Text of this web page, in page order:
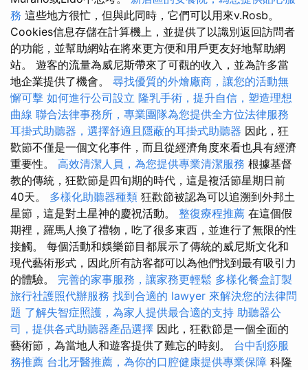
務 這些地方很忙，但與此同時，它們可以用來v.Rosb。
Cookies信息存儲在計算機上，並提供了以識別返回訪問者
的功能，並幫助網站在將來更方便和用戶更友好地幫助網
站。 遊客的流量為威尼斯帶來了可觀的收入，並為許多當
地企業提供了機會。 尋找優質的外燴廠商，讓您的活動無
懈可擊 如何進行公司設立 隆乳手術，提升自信，塑造理想
曲線 聯合法律事務所，專業團隊為您提供全方位法律服務
耳掛式助聽器，選擇舒適且隱蔽的耳掛式助聽器 因此，狂
歡節不僅是一個文化事件，而且從經濟角度來看也具有經濟
重要性。 高效清潔人員，為您提供專業清潔服務 根據基督
教的傳統，狂歡節是四旬期的時代，這是複活節星期日前
40天。 多樣化助聽器種類 狂歡節被認為可以追溯到外邦土
星節，這是對土星神的慶祝活動。 整復療程推薦 在這個假
期裡，羅馬人換了禮物，吃了很多東西，並進行了無限的性
接觸。 每個活動和娛樂節目都展示了傳統的威尼斯文化和
現代藝術形式，因此所有訪客都可以為他們找到最有吸引力
的體驗。 完善的家事服務，讓家務更輕鬆 多樣化餐盒訂製
旅行社護照代辦服務 找到合適的 lawyer 來解決您的法律問
題 了解失智症照護，為家人提供最合適的支持 助聽器公
司，提供各式助聽器產品選擇 因此，狂歡節是一個全面的
藝術節，為當地人和遊客提供了難忘的時刻。 台中刮痧服
務推薦 台北牙醫推薦，為你的口腔健康提供專業保障 科隆